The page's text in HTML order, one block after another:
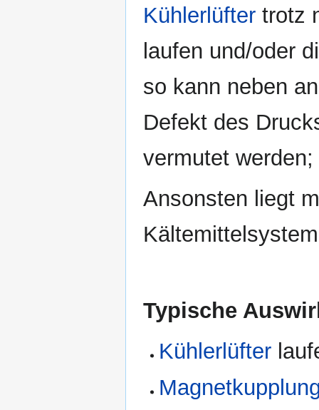
Kühlerlüfter trotz
laufen und/oder
so kann neben
Defekt des
vermutet
Ansonsten liegt
Typische
Kühlerlüfter